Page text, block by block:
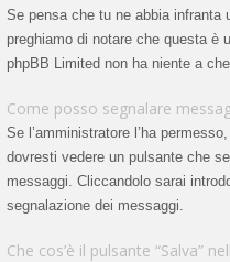
Se pensa che tu ne abbia infranta
preghiamo di notare che questa è
phpBB Limited non ha niente a
Come posso segnalare
Se l’amministratore l’ha
dovresti vedere un pulsante che
messaggi. Cliccandolo sarai
segnalazione dei messaggi.
Che cos’è il pulsante “Salva”